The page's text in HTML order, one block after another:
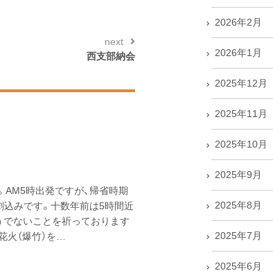
next
西支部納会
時出発ですが、帰省時期
みです。十数年前は5時間近
でないことを祈っております
（爆竹）を…
2026年2月
2026年1月
2025年12月
2025年11月
2025年10月
2025年9月
2025年8月
2025年7月
2025年6月